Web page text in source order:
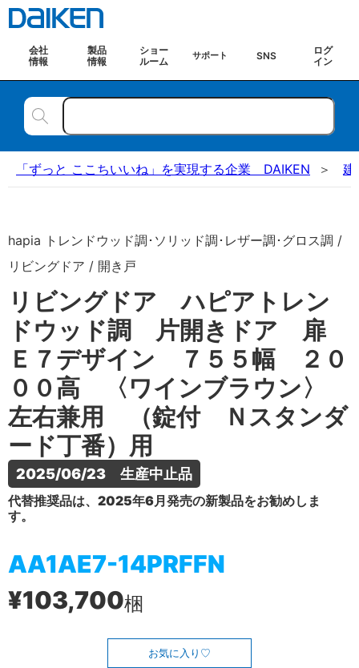
会社
情報
製品
情報
ショー
ルーム
サポート SNS
ログ
イン
「ずっと ここちいいね」を実現する企業 DAIKEN 建
hapia トレンドウッド調･ソリッド調･レザー調･グロス調 /
リビングドア / 開き戸
リビングドア ハピアトレン
ドウッド調 片開きドア 扉
Ｅ７デザイン ７５５幅 ２０
００高 〈ワインブラウン〉
左右兼用 （錠付 Ｎスタンダ
ード丁番）用
2025/06/23　生産中止品
代替推奨品は、2025年6月発売の新製品をお勧めしま
す。
AA1AE7-14PRFFN
¥103,700梱
お気に入り